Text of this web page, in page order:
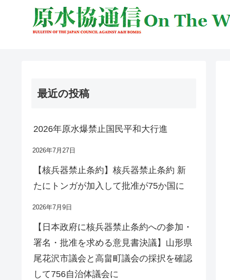
最近の投稿
2026年原水爆禁止国民平和大行進
2026年7月27日
【核兵器禁止条約】核兵器禁止条約 新
たにトンガが加入して批准が75か国に
2026年7月9日
【日本政府に核兵器禁止条約への参加・
署名・批准を求める意見書決議】山形県
尾花沢市議会と高畠町議会の採択を確認
して756自治体議会に